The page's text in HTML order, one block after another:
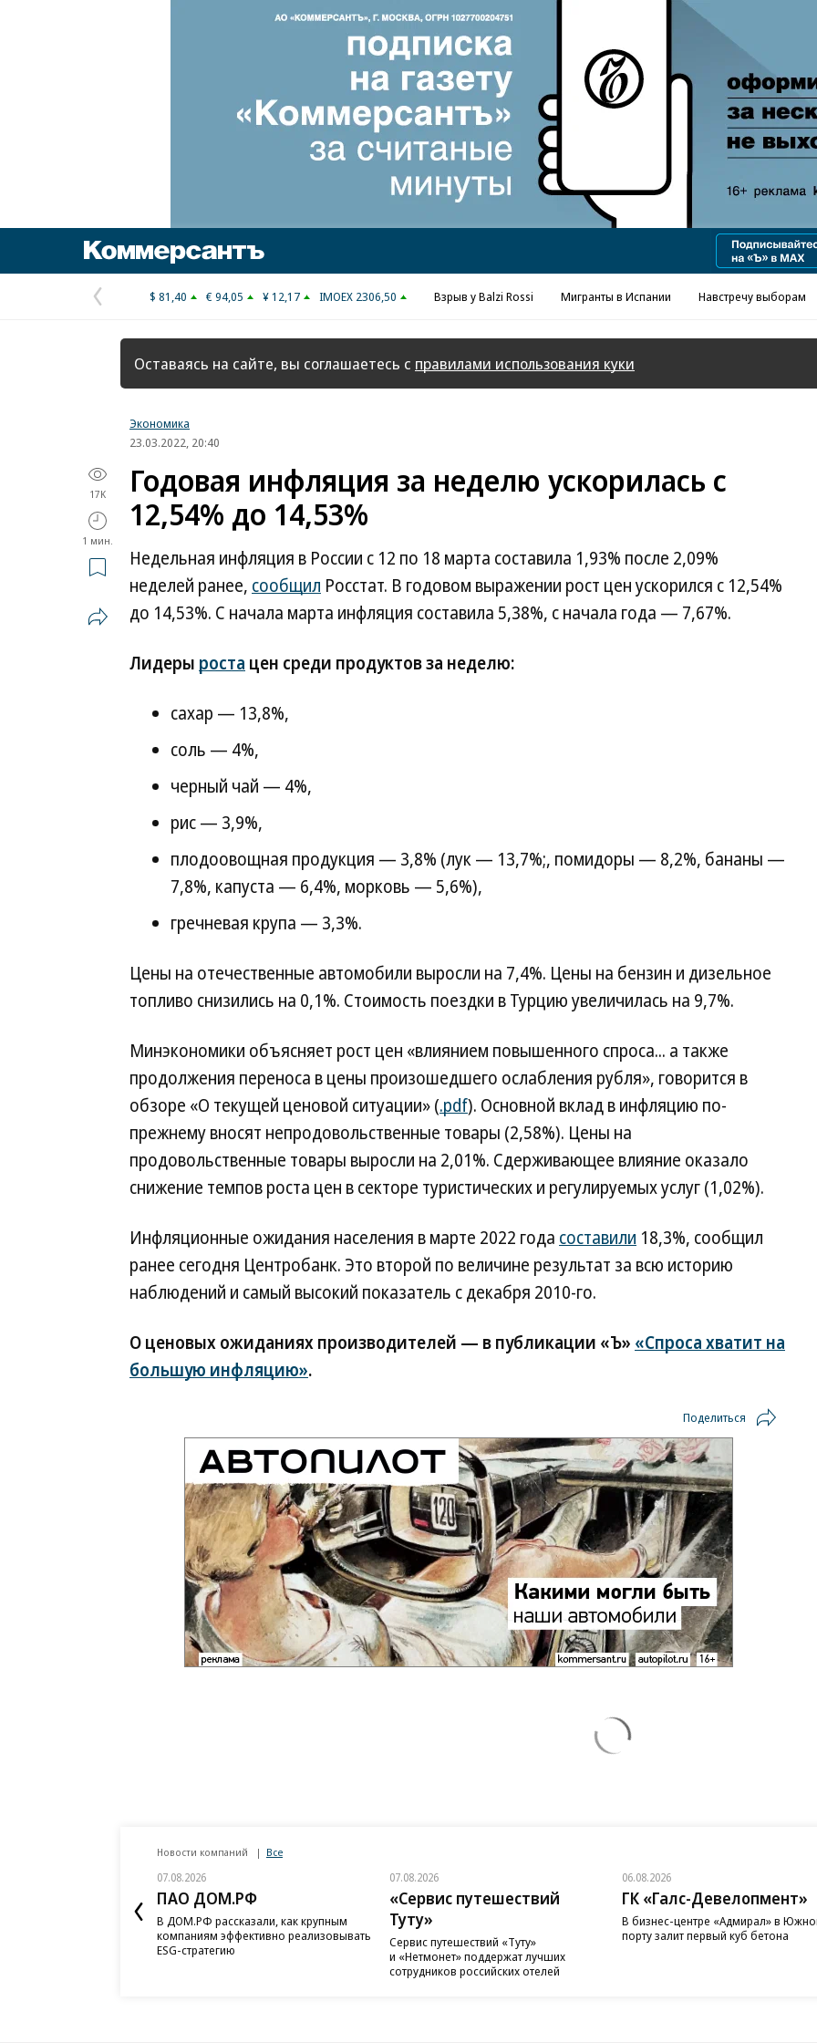
Реклама в «Ъ» www.kommersant.ru/ad
Предыдущая
страница
$ 81,40 € 94,05 ¥ 12,17 IMOEX 2306,50 Взрыв у Balzi Rossi Мигранты в Испании Навстречу выборам
Оставаясь на сайте, вы соглашаетесь с правилами использования куки
Экономика
23.03.2022, 20:40
17K
1 мин.
Годовая инфляция за неделю ускорилась с
12,54% до 14,53%
Недельная инфляция в России с 12 по 18 марта составила 1,93% после 2,09%
неделей ранее, сообщил Росстат. В годовом выражении рост цен ускорился с 12,54%
до 14,53%. С начала марта инфляция составила 5,38%, с начала года — 7,67%.
Лидеры роста цен среди продуктов за неделю:
сахар — 13,8%,
соль — 4%,
черный чай — 4%,
рис — 3,9%,
плодоовощная продукция — 3,8% (лук — 13,7%;, помидоры — 8,2%, бананы —
7,8%, капуста — 6,4%, морковь — 5,6%),
гречневая крупа — 3,3%.
Цены на отечественные автомобили выросли на 7,4%. Цены на бензин и дизельное
топливо снизились на 0,1%. Стоимость поездки в Турцию увеличилась на 9,7%.
Минэкономики объясняет рост цен «влиянием повышенного спроса... а также
продолжения переноса в цены произошедшего ослабления рубля», говорится в
обзоре «О текущей ценовой ситуации» (.pdf). Основной вклад в инфляцию по-
прежнему вносят непродовольственные товары (2,58%). Цены на
продовольственные товары выросли на 2,01%. Сдерживающее влияние оказало
снижение темпов роста цен в секторе туристических и регулируемых услуг (1,02%).
Инфляционные ожидания населения в марте 2022 года составили 18,3%, сообщил
ранее сегодня Центробанк. Это второй по величине результат за всю историю
наблюдений и самый высокий показатель с декабря 2010-го.
О ценовых ожиданиях производителей — в публикации «Ъ» «Спроса хватит на
большую инфляцию».
Поделиться
Новости компаний Все
07.08.2026
ПАО ДОМ.РФ
В ДОМ.РФ рассказали, как крупным
компаниям эффективно реализовывать
ESG-стратегию
07.08.2026
«Сервис путешествий
Туту»
Сервис путешествий «Туту»
и «Нетмонет» поддержат лучших
сотрудников российских отелей
06.08.2026
ГК «Галс-Девелопмент»
В бизнес-центре «Адмирал» в
порту залит первый куб бетона